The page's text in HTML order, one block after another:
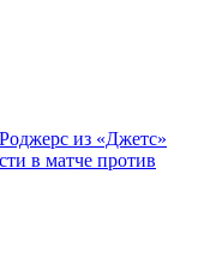
из «Джетс»
в матче против